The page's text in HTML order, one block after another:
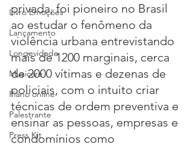
Livro Emoções
Lançamento
Longevidade
Musicare
Piano online
Palestrante
Press Kit
privada, foi pioneiro no Brasil
ao estudar o fenômeno da
violência urbana entrevistando
mais de 1200 marginais, cerca
de 2000 vítimas e dezenas de
policiais, com o intuito criar
técnicas de ordem preventiva e
ensinar as pessoas, empresas e
condomínios como